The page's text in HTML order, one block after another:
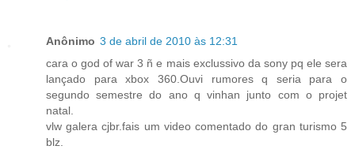
Anônimo 3 de abril de 2010 às 12:31
cara o god of war 3 ñ e mais exclussivo da sony pq ele sera
lançado para xbox 360.Ouvi rumores q seria para o
segundo semestre do ano q vinhan junto com o projet
natal.
vlw galera cjbr.fais um video comentado do gran turismo 5
blz.